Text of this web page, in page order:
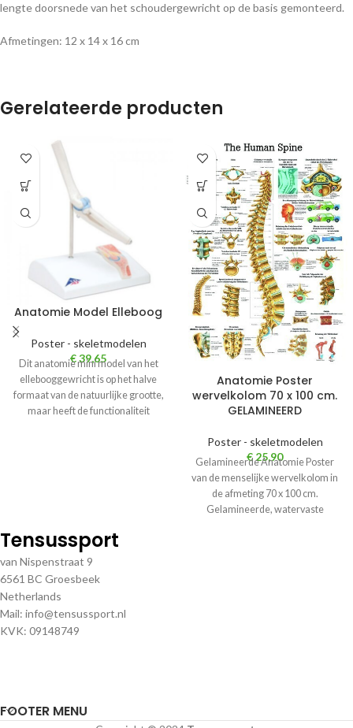
lengte doorsnede van het schoudergewricht op de basis gemonteerd.
Afmetingen: 12 x 14 x 16 cm
Gerelateerde producten
Anatomie Model Elleboog
Poster - skeletmodelen
€39,65
Dit anatomie mini model van het
ellebooggewricht is op het halve
formaat van de natuurlijke grootte,
maar heeft de functionaliteit
Anatomie Poster
wervelkolom 70 x 100 cm.
GELAMINEERD
Poster - skeletmodelen
€ 25,90
Gelamineerde Anatomie Poster
van de menselijke wervelkolom in
de afmeting 70 x 100 cm.
Gelamineerde, watervaste
Tensussport
van Nispenstraat 9
6561 BC Groesbeek
Netherlands
Mail: info@tensussport.nl
KVK: 09148749
FOOTER MENU